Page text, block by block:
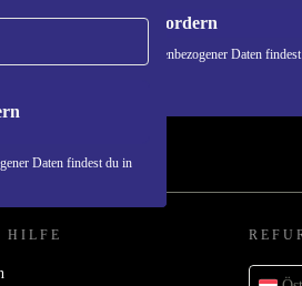
Daten findest du in
Gutschein anfordern
über die Verwendung personenbezogener Daten
HILFE